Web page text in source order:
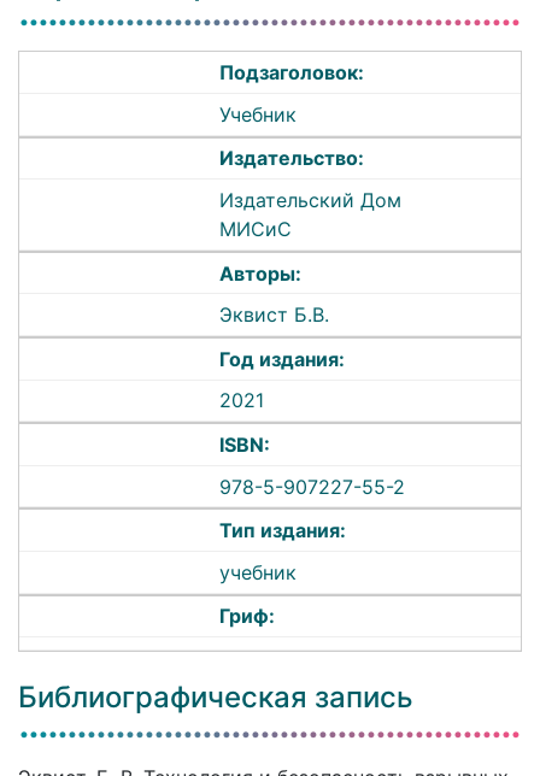
Подзаголовок:
Учебник
Издательство:
Издательский Дом
МИСиС
Авторы:
Эквист Б.В.
Год издания:
2021
ISBN:
978-5-907227-55-2
Тип издания:
учебник
Гриф:
Библиографическая запись